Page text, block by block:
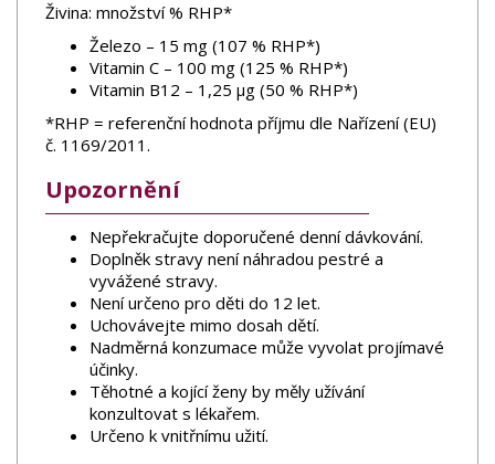
Živina: množství % RHP*
Železo – 15 mg (107 % RHP*)
Vitamin C – 100 mg (125 % RHP*)
Vitamin B12 – 1,25 µg (50 % RHP*)
*RHP = referenční hodnota příjmu dle Nařízení (EU)
č. 1169/2011.
Upozornění
Nepřekračujte doporučené denní dávkování.
Doplněk stravy není náhradou pestré a
vyvážené stravy.
Není určeno pro děti do 12 let.
Uchovávejte mimo dosah dětí.
Nadměrná konzumace může vyvolat projímavé
účinky.
Těhotné a kojící ženy by měly užívání
konzultovat s lékařem.
Určeno k vnitřnímu užití.